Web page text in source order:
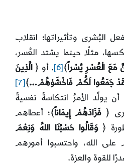
البُشرى وتأثيراتها؛ انقلاب
مثلًا حينما يشتد العُسر،
مَعَ الْعُسْرِ يُسْراً﴾ [6] . أو ﴿ الَّذِينَ
قَدْ جَمَعُوا لَكُمْ فَاخْشَوْهُمْ…﴾[7]
يولِّد الأمرُ انتكاسةً نفسيةً
﴿ فَزَادَهُمْ إِيمَاناً﴾؛ أعطاهم
﴿ وَقَالُوا حَسْبُنَا اللهُ وَنِعْمَ
على الله، واحتسبوا أمورهم
للقوة والعزة.